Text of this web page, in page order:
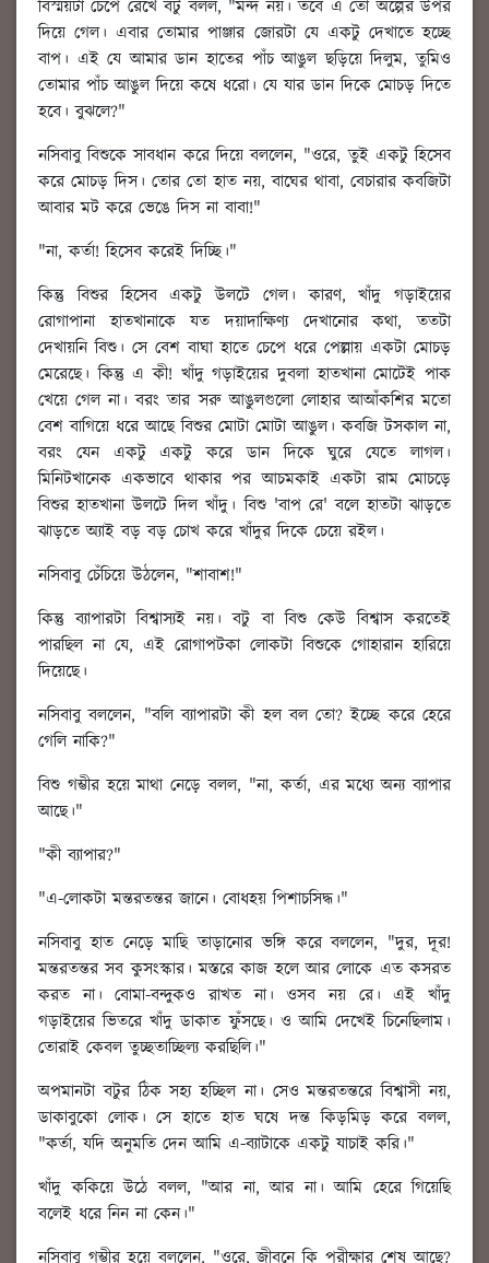
বিস্ময়টা চেপে রেখে বটু বলল, "মন্দ নয়। তবে এ তো অল্পের উপর
দিয়ে গেল। এবার তোমার পাঞ্জার জোরটা যে একটু দেখাতে হচ্ছে
বাপ। এই যে আমার ডান হাতের পাঁচ আঙুল ছড়িয়ে দিলুম, তুমিও
তোমার পাঁচ আঙুল দিয়ে কষে ধরো। যে যার ডান দিকে মোচড় দিতে
হবে। বুঝলে?"
নসিবাবু বিশুকে সাবধান করে দিয়ে বললেন, "ওরে, তুই একটু হিসেব
করে মোচড় দিস। তোর তো হাত নয়, বাঘের থাবা, বেচারার কবজিটা
আবার মট করে ভেঙে দিস না বাবা!"
"না, কর্তা! হিসেব করেই দিচ্ছি।"
কিন্তু বিশুর হিসেব একটু উলটে গেল। কারণ, খাঁদু গড়াইয়ের
রোগাপানা হাতখানাকে যত দয়াদাক্ষিণ্য দেখানোর কথা, ততটা
দেখায়নি বিশু। সে বেশ বাঘা হাতে চেপে ধরে পেল্লায় একটা মোচড়
মেরেছে। কিন্তু এ কী! খাঁদু গড়াইয়ের দুবলা হাতখানা মোটেই পাক
খেয়ে গেল না। বরং তার সরু আঙুলগুলো লোহার আআঁকশির মতো
বেশ বাগিয়ে ধরে আছে বিশুর মোটা মোটা আঙুল। কবজি টসকাল না,
বরং যেন একটু একটু করে ডান দিকে ঘুরে যেতে লাগল।
মিনিটখানেক একভাবে থাকার পর আচমকাই একটা রাম মোচড়ে
বিশুর হাতখানা উলটে দিল খাঁদু। বিশু 'বাপ রে' বলে হাতটা ঝাড়তে
ঝাড়তে অ্যাই বড় বড় চোখ করে খাঁদুর দিকে চেয়ে রইল।
নসিবাবু চেঁচিয়ে উঠলেন, "শাবাশ!"
কিন্তু ব্যাপারটা বিশ্বাস্যই নয়। বটু বা বিশু কেউ বিশ্বাস করতেই
পারছিল না যে, এই রোগাপটকা লোকটা বিশুকে গোহারান হারিয়ে
দিয়েছে।
নসিবাবু বললেন, "বলি ব্যাপারটা কী হল বল তো? ইচ্ছে করে হেরে
গেলি নাকি?"
বিশু গম্ভীর হয়ে মাথা নেড়ে বলল, "না, কর্তা, এর মধ্যে অন্য ব্যাপার
আছে।"
"কী ব্যাপার?"
"এ-লোকটা মন্তরতন্তর জানে। বোধহয় পিশাচসিদ্ধ।"
নসিবাবু হাত নেড়ে মাছি তাড়ানোর ভঙ্গি করে বললেন, "দুর, দূর!
মন্তরতন্তর সব কুসংস্কার। মস্তরে কাজ হলে আর লোকে এত কসরত
করত না। বোমা-বন্দুকও রাখত না। ওসব নয় রে। এই খাঁদু
গড়াইয়ের ভিতরে খাঁদু ডাকাত ফুঁসছে। ও আমি দেখেই চিনেছিলাম।
তোরাই কেবল তুচ্ছতাচ্ছিল্য করছিলি।"
অপমানটা বটুর ঠিক সহ্য হচ্ছিল না। সেও মন্তরতন্তরে বিশ্বাসী নয়,
ডাকাবুকো লোক। সে হাতে হাত ঘষে দন্ত কিড়মিড় করে বলল,
"কর্তা, যদি অনুমতি দেন আমি এ-ব্যাটাকে একটু যাচাই করি।"
খাঁদু ককিয়ে উঠে বলল, "আর না, আর না। আমি হেরে গিয়েছি
বলেই ধরে নিন না কেন।"
নসিবাবু গম্ভীর হয়ে বললেন, "ওরে, জীবনে কি পরীক্ষার শেষ আছে?